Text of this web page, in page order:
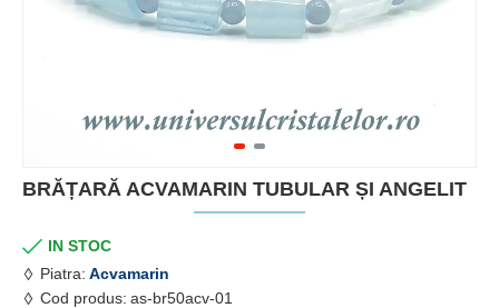
BRĂȚARĂ ACVAMARIN TUBULAR ȘI ANGELIT
IN STOC
Piatra: Acvamarin
Cod produs: as-br50acv-01